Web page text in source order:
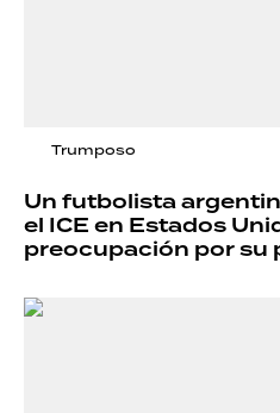
Trumposo
Un futbolista
el ICE en Estados
preocupación por su